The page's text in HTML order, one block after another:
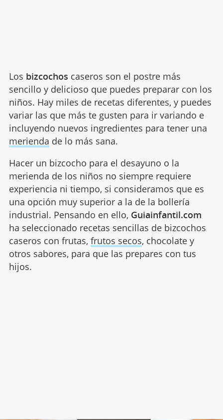
Los bizcochos caseros son el postre más
sencillo y delicioso que puedes preparar con los
niños. Hay miles de recetas diferentes, y puedes
variar las que más te gusten para ir variando e
incluyendo nuevos ingredientes para tener una
merienda de lo más sana.
Hacer un bizcocho para el desayuno o la
merienda de los niños no siempre requiere
experiencia ni tiempo, si consideramos que es
una opción muy superior a la de la bollería
industrial. Pensando en ello, Guiainfantil.com
ha seleccionado recetas sencillas de bizcochos
caseros con frutas, frutos secos, chocolate y
otros sabores, para que las prepares con tus
hijos.